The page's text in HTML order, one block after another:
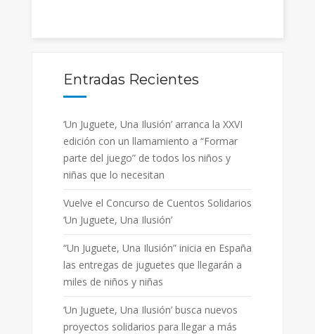
Entradas Recientes
‘Un Juguete, Una Ilusión’ arranca la XXVI
edición con un llamamiento a “Formar
parte del juego” de todos los niños y
niñas que lo necesitan
Vuelve el Concurso de Cuentos Solidarios
‘Un Juguete, Una Ilusión’
“Un Juguete, Una Ilusión” inicia en España
las entregas de juguetes que llegarán a
miles de niños y niñas
‘Un Juguete, Una Ilusión’ busca nuevos
proyectos solidarios para llegar a más